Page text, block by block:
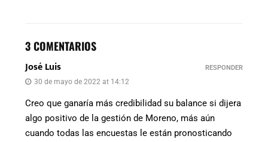
3 COMENTARIOS
José Luis
30 de mayo de 2022 at 14:12
Creo que ganaría más credibilidad su balance si dijera
algo positivo de la gestión de Moreno, más aún
cuando todas las encuestas le están pronosticando
RESPONDER